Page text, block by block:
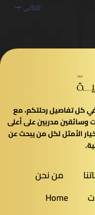
التالي
في كل تفاصيل رحلتكم، مع
وسائقين مدربين على أعلى
الأمثل لكل من يبحث عن
من نحن
Home